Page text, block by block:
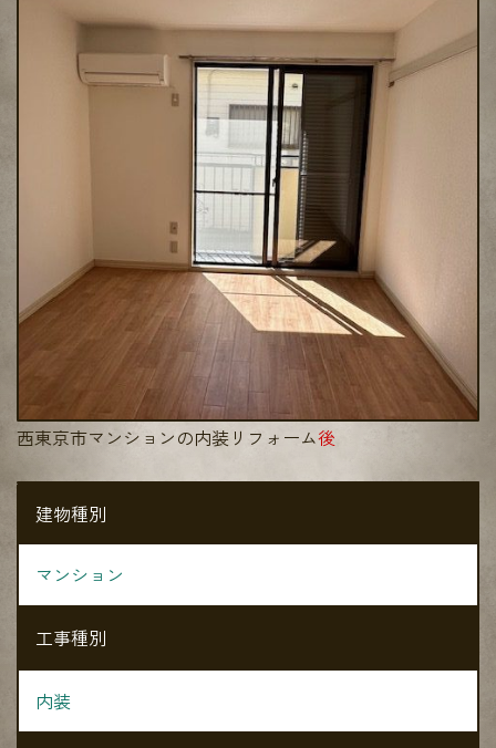
西東京市マンションの内装リフォーム後
建物種別
マンション
工事種別
内装